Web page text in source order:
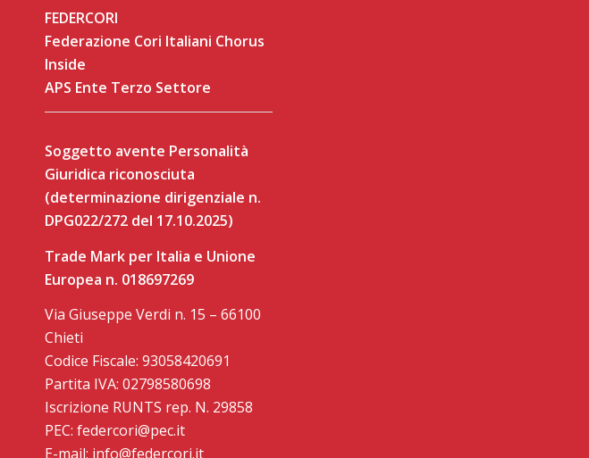
FEDERCORI
Federazione Cori Italiani Chorus
Inside
APS Ente Terzo Settore
Soggetto avente Personalità
Giuridica riconosciuta
(determinazione dirigenziale n.
DPG022/272 del 17.10.2025)
Trade Mark per Italia e Unione
Europea n. 018697269
Via Giuseppe Verdi n. 15 – 66100
Chieti
Codice Fiscale: 93058420691
Partita IVA: 02798580698
Iscrizione RUNTS rep. N. 29858
PEC: federcori@pec.it
E-mail: info@federcori.it